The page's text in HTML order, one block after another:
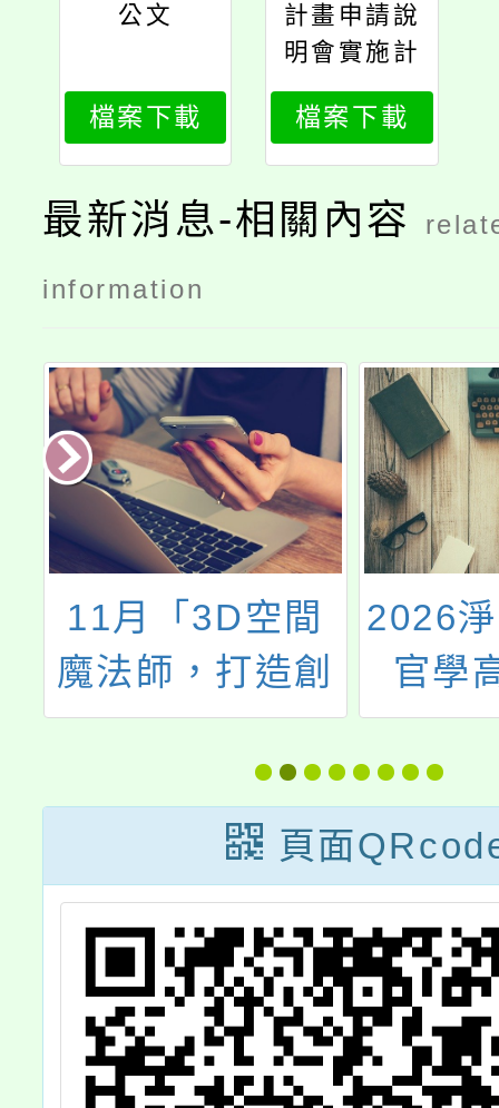
公文
檔案下載
計畫申請說
明會實施計
畫
檔案下載
最新消息-相關內容
information
11月「3D空間
魔法師，打造創
意設計實作研
2026
官學
頁面